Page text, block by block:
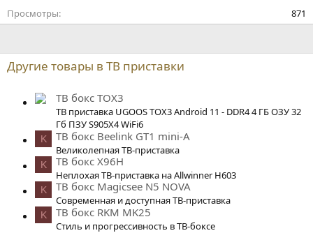
Просмотры 871
Другие товары в ТВ приставки
ТВ бокс TOX3
ТВ приставка UGOOS TOX3 Android 11 - DDR4 4 ГБ ОЗУ 32
Гб ПЗУ S905X4 WiFi6
K ТВ бокс Beelink GT1 mini-A
Великолепная ТВ-приставка
K ТВ бокс X96H
Неплохая ТВ-приставка на Allwinner H603
K ТВ бокс Magicsee N5 NOVA
Современная и доступная ТВ-приставка
K ТВ бокс RKM MK25
Стиль и прогрессивность в ТВ-боксе